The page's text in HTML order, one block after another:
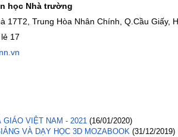
học Nhà trường
17T2, Trung Hòa Nhân Chính, Q.Cầu Giấy,
17
GIÁO VIỆT NAM - 2021 (16/01/2020)
VÀ DẠY HỌC 3D MOZABOOK (31/12/2019)